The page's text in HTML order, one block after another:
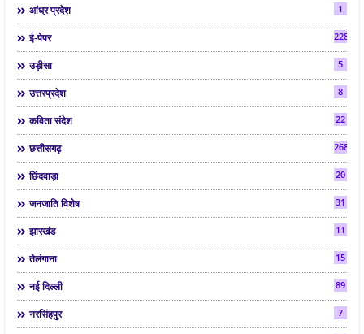
आंध्र प्रदेश 1
ई-पेपर 2286
उड़ीसा 5
उत्तरप्रदेश 8
कविता संदेश 22
छत्तीसगढ़ 268
छिंदवाड़ा 20
जनजाति विशेष 31
झारखंड 11
तेलंगाना 15
नई दिल्ली 89
नरसिंहपुर 7